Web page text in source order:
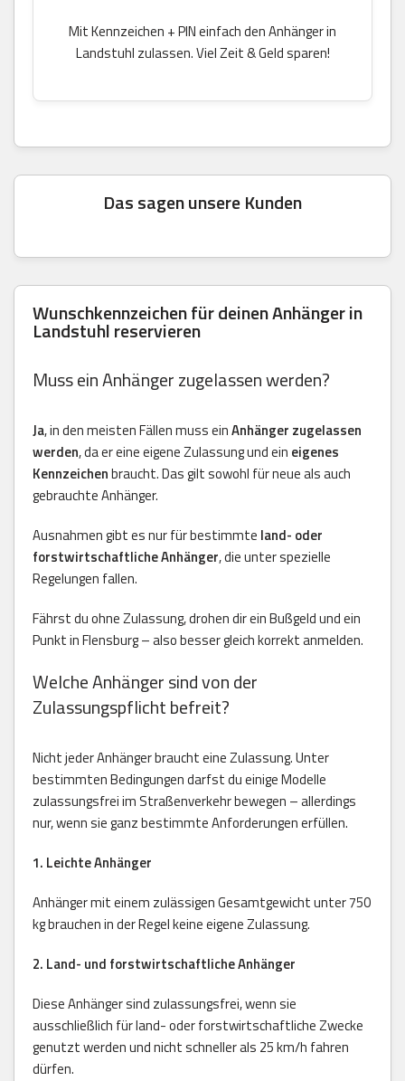
Mit Kennzeichen + PIN einfach den Anhänger in
Landstuhl zulassen. Viel Zeit & Geld sparen!
Das sagen unsere Kunden
Wunschkennzeichen für deinen Anhänger in
Landstuhl reservieren
Muss ein Anhänger zugelassen werden?
Ja, in den meisten Fällen muss einAnhänger zugelassen
werden, da er eine eigene Zulassung und ein eigenes
Kennzeichenbraucht. Das gilt sowohl für neue als auch
gebrauchte Anhänger.
Ausnahmen gibt es nur für bestimmte land- oder
forstwirtschaftliche Anhänger, die unter spezielle
Regelungen fallen.
Fährst du ohne Zulassung, drohen dir ein Bußgeld und ein
Punkt in Flensburg – also besser gleich korrekt anmelden.
Welche Anhänger sind von der
Zulassungspflicht befreit?
Nicht jeder Anhänger braucht eine Zulassung. Unter
bestimmten Bedingungen darfst du einige Modelle
zulassungsfrei im Straßenverkehr bewegen – allerdings
nur, wenn sie ganz bestimmte Anforderungen erfüllen.
1. Leichte Anhänger
Anhänger mit einem zulässigen Gesamtgewicht unter 750
kg brauchen in der Regel keine eigene Zulassung.
2. Land- und forstwirtschaftliche Anhänger
Diese Anhänger sind zulassungsfrei, wenn sie
ausschließlich für land- oder forstwirtschaftliche Zwecke
genutzt werden und nicht schneller als 25 km/h fahren
dürfen.